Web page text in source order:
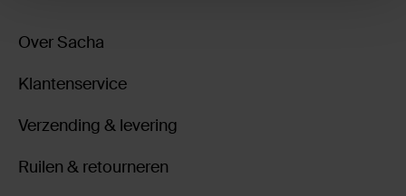
Over Sacha
Klantenservice
Verzending & levering
Ruilen & retourneren